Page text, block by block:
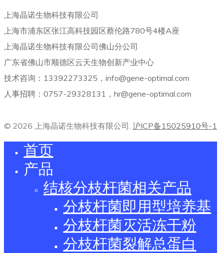
上海晶诺生物科技有限公司
上海市浦东区张江高科技园区蔡伦路780号4楼A座
上海晶诺生物科技有限公司佛山分公司
广东省佛山市顺德区云天生物创新产业中心
技术咨询：13392273325，info@gene-optimal.com
人事招聘：0757-29328131，hr@gene-optimal.com
© 2026 上海晶诺生物科技有限公司. 沪ICP备15025910号-1
首页
产品
结核分枝杆菌相关产品
分枝杆菌即用型培养基
分枝杆菌灭活冻干粉
分枝杆菌裂解总蛋白